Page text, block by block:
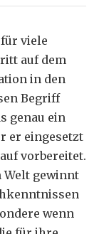
viele
auf dem
in den
Begriff
genau ein
er eingesetzt
vorbereitet.
gewinnt
wenn